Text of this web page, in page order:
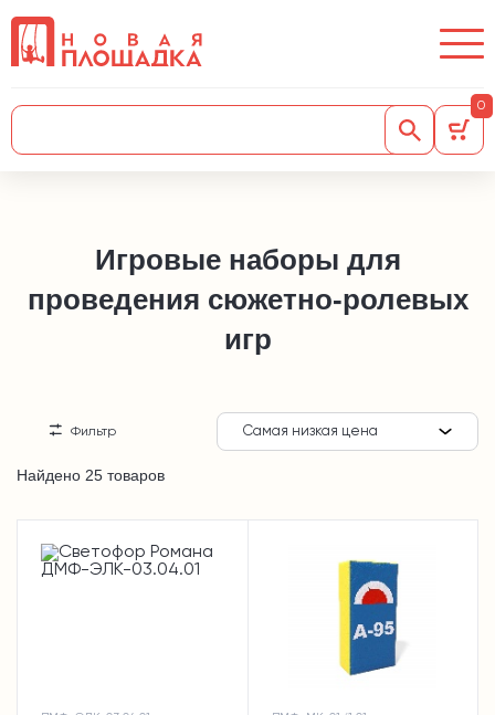
0
Игровые наборы для
проведения сюжетно-ролевых
игр
Найдено 25 товаров
Фильтр Самая низкая цена